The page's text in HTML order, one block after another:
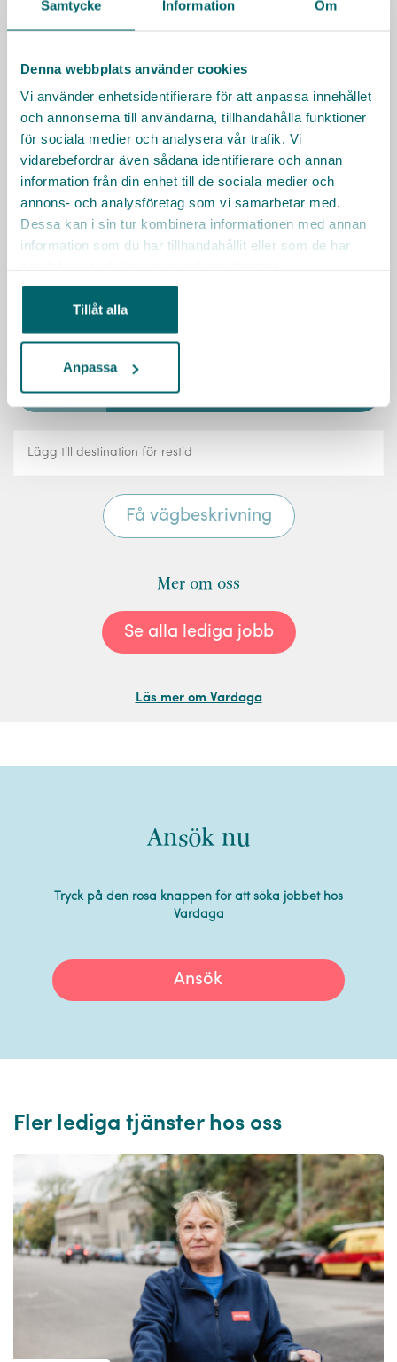
Samtycke Information Om
Denna webbplats använder cookies
Vi använder enhetsidentifierare för att anpassa innehållet
och annonserna till användarna, tillhandahålla funktioner
för sociala medier och analysera vår trafik. Vi
vidarebefordrar även sådana identifierare och annan
information från din enhet till de sociala medier och
annons- och analysföretag som vi samarbetar med.
Dessa kan i sin tur kombinera informationen med annan
information som du har tillhandahållit eller som de har
Tillåt alla
Anpassa
Villa Telegrafen
Facklig kontakt
Kommunal
kommunal.se
Besök Vardagas webbplats
Sociala medier
Räkna ut resväg
Mer om oss
Se alla lediga jobb
Läs mer om Vardaga
Ansök nu
Tryck på den rosa knappen för att söka jobbet hos
Vardaga
Ansök
Fler lediga tjänster hos oss